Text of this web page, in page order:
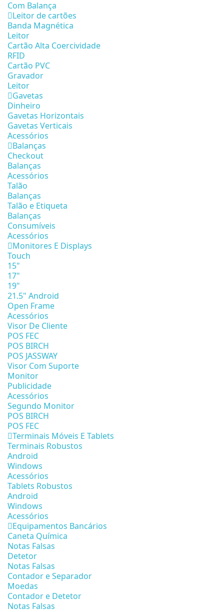
Com Balança
Leitor de cartões
Banda Magnética
Leitor
Cartão Alta Coercividade
RFID
Cartão PVC
Gravador
Leitor
Gavetas
Dinheiro
Gavetas Horizontais
Gavetas Verticais
Acessórios
Balanças
Checkout
Balanças
Acessórios
Talão
Balanças
Talão e Etiqueta
Balanças
Consumíveis
Acessórios
Monitores E Displays
Touch
15"
17"
19"
21.5" Android
Open Frame
Acessórios
Visor De Cliente
POS FEC
POS BIRCH
POS JASSWAY
Visor Com Suporte
Monitor
Publicidade
Acessórios
Segundo Monitor
POS BIRCH
POS FEC
Terminais Móveis E Tablets
Terminais Robustos
Android
Windows
Acessórios
Tablets Robustos
Android
Windows
Acessórios
Equipamentos Bancários
Caneta Química
Notas Falsas
Detetor
Notas Falsas
Contador e Separador
Moedas
Contador e Detetor
Notas Falsas